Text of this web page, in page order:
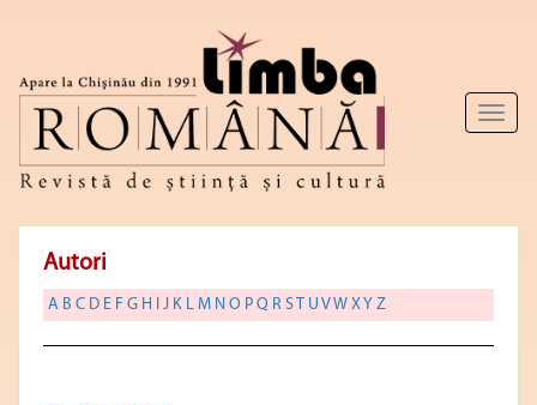
Toggle
Autori
A B C D E F G H I J K L M N O P Q R S T U VW X Y Z